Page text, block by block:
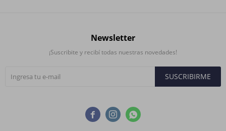
  
Newsletter
¡Suscribite y recibí todas nuestras novedades!
SUSCRIBIRME